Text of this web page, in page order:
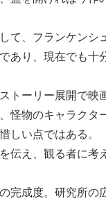
て、フランケンシ
あり、現在でも十
トーリー展開で映
怪物のキャラクタ
しい点ではある。
伝え、観る者に考
完成度。研究所の